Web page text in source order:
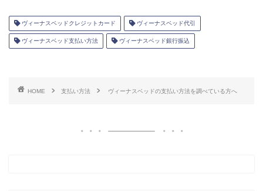
ヴィーナスベッドクレジットカード ヴィーナスベッド代引
ヴィーナスベッド支払い方法 ヴィーナスベッド銀行振込
HOME 支払い方法 ヴィーナスベッドの支払い方法を調べている方へ